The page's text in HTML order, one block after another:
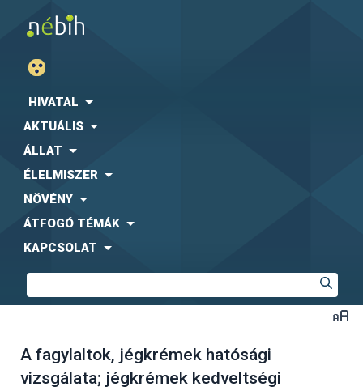
HIVATAL
AKTUÁLIS
ÁLLAT
ÉLELMISZER
NÖVÉNY
ÁTFOGÓ TÉMÁK
KAPCSOLAT
A fagylaltok, jégkrémek hatósági
vizsgálata; jégkrémek kedveltségi